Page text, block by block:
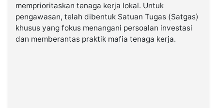
memprioritaskan tenaga kerja lokal. Untuk
pengawasan, telah dibentuk Satuan Tugas (Satgas)
khusus yang fokus menangani persoalan investasi
dan memberantas praktik mafia tenaga kerja.